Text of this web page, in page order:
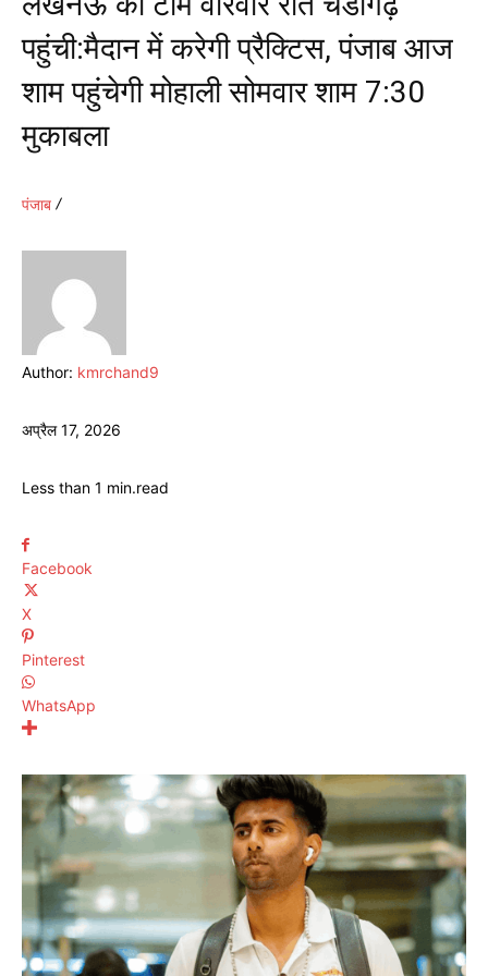
पहुंची:मैदान में करेगी प्रैक्टिस, पंजाब आज
शाम पहुंचेगी मोहाली सोमवार शाम 7:30
मुकाबला
पंजाब
Author: kmrchand9
अप्रैल 17, 2026
Less than 1 min.read
Facebook
X
Pinterest
WhatsApp